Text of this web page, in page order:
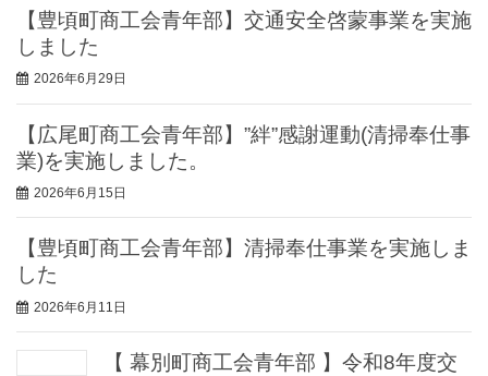
【豊頃町商工会青年部】交通安全啓蒙事業を実施
しました
2026年6月29日
【広尾町商工会青年部】”絆”感謝運動(清掃奉仕事
業)を実施しました。
2026年6月15日
【豊頃町商工会青年部】清掃奉仕事業を実施しま
した
2026年6月11日
【 幕別町商工会青年部 】令和8年度交